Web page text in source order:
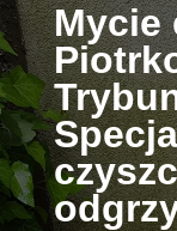
Mycie